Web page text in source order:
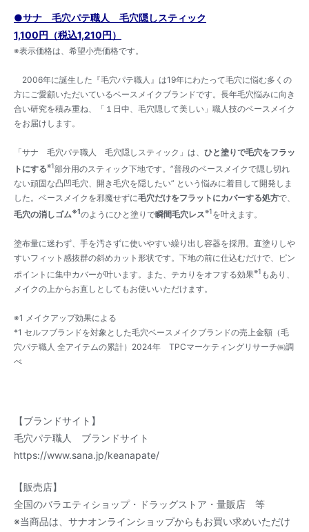
●サナ 毛穴パテ職人 毛穴隠しスティック
1,100円（税込1,210円）
※表示価格は、希望小売価格です。
2006年に誕生した『毛穴パテ職人』は19年にわたって毛穴に悩む多くの
方にご愛顧いただいているベースメイクブランドです。長年毛穴悩みに向き
合い研究を積み重ね、「１日中、毛穴隠して美しい」職人技のベースメイク
をお届けします。
「サナ 毛穴パテ職人 毛穴隠しスティック」は、 ひと塗りで毛穴をフラッ
トにする※1部分用のスティック下地です。”普段のベースメイクで隠し切れ
ない頑固な凸凹毛穴、開き毛穴を隠したい” という悩みに着目して開発しま
した。ベースメイクを邪魔せずに毛穴だけをフラットにカバーする処方で、
毛穴の消しゴム※1のようにひと塗りで瞬間毛穴レス※1を叶えます。
塗布量に迷わず、手を汚さずに使いやすい繰り出し容器を採用。直塗りしや
すいフィット感抜群の斜めカット形状です。下地の前に仕込むだけで、ピン
ポイントに集中カバーが叶います。また、テカりをオフする効果※1 もあり、
メイクの上からお直しとしてもお使いいただけます。
※1 メイクアップ効果による
*1 セルフブランドを対象とした毛穴ベースメイクブランドの売上金額（毛
穴パテ職人 全アイテムの累計）2024年 TPCマーケティングリサーチ㈱調
べ
【ブランドサイト】
毛穴パテ職人 ブランドサイト
https://www.sana.jp/keanapate/
【販売店】
全国のバラエティショップ・ドラッグストア・量販店 等
※当商品は、サナオンラインショップからもお買い求めいただけ